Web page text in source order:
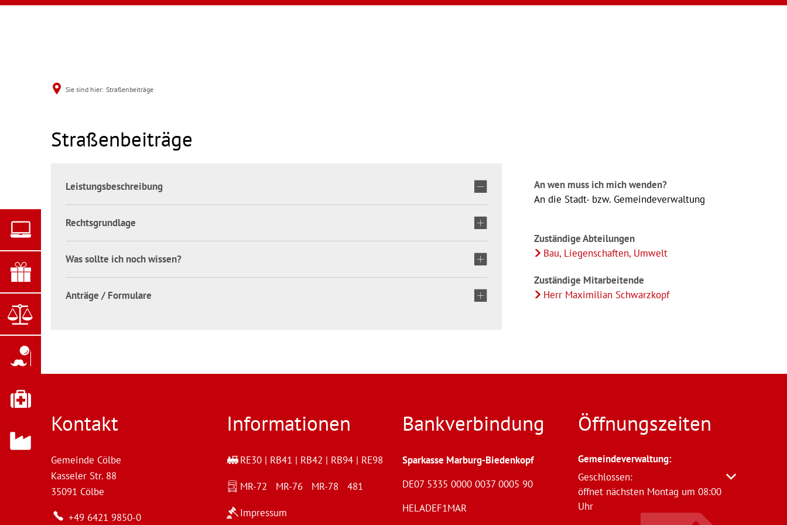
Sie sind hier: Straßenbeiträge
Straßenbeiträge
Leistungsbeschreibung
Rechtsgrundlage
Was sollte ich noch wissen?
Anträge / Formulare
An wen muss ich mich wenden?
An die Stadt- bzw. Gemeindeverwaltung
Zuständige Abteilungen
Bau, Liegenschaften, Umwelt
Zuständige Mitarbeitende
Herr Maximilian Schwarzkopf
Kontakt
Gemeinde Cölbe
Kasseler Str. 88
35091 Cölbe
+49 6421 9850-0
Informationen
RE30 | RB41 | RB42 | RB94 | RE98
MR-72 MR-76 MR-78 481
Impressum
Bankverbindung
Sparkasse Marburg-Biedenkopf
DE07 5335 0000 0037 0005 90
HELADEF1MAR
Öffnungszeiten
Gemeindeverwaltung:
Klicken, um weitere Öffnungs- oder
Geschlossen:
öffnet nächsten Montag um 08:00
Uhr